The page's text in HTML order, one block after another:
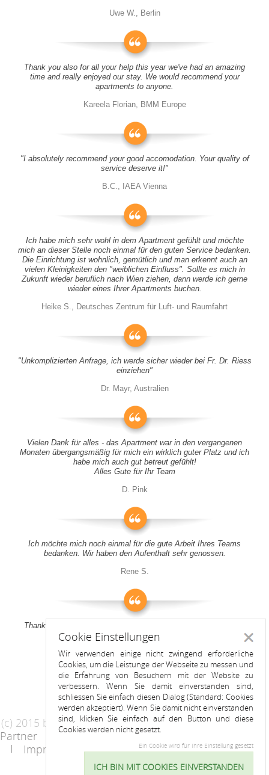
Uwe W., Berlin
Thank you also for all your help this year we've had an amazing
time and really enjoyed our stay. We would recommend your
apartments to anyone.
Kareela Florian, BMM Europe
"I absolutely recommend your good accomodation. Your quality of
service deserve it!"
B.C., IAEA Vienna
Ich habe mich sehr wohl in dem Apartment gefühlt und möchte
mich an dieser Stelle noch einmal für den guten Service bedanken.
Die Einrichtung ist wohnlich, gemütlich und man erkennt auch an
vielen Kleinigkeiten den "weiblichen Einfluss". Sollte es mich in
Zukunft wieder beruflich nach Wien ziehen, dann werde ich gerne
wieder eines Ihrer Apartments buchen.
Heike S., Deutsches Zentrum für Luft- und Raumfahrt
"Unkomplizierten Anfrage, ich werde sicher wieder bei Fr. Dr. Riess
einziehen"
Dr. Mayr, Australien
Vielen Dank für alles - das Apartment war in den vergangenen
Monaten übergangsmäßig für mich ein wirklich guter Platz und ich
habe mich auch gut betreut gefühlt!
Alles Gute für Ihr Team
D. Pink
Ich möchte mich noch einmal für die gute Arbeit Ihres Teams
bedanken. Wir haben den Aufenthalt sehr genossen.
Rene S.
Thank you all for your support! It was a pleasure to stay at your
apartment
Anitah S.
(c) 2015 by Riess Apartments
Partner
AGB
Datenschutzerklärung
Impressum
Kontakt
Cookie
Cookie Einstellungen
Wir verwenden einige nicht zwingend erforderliche
Cookies, um die Leistunge der Webseite zu messen und
die Erfahrung von Besuchern mit der Website zu
verbessern. Wenn Sie damit einverstanden sind,
schliessen Sie einfach diesen Dialog (Standard: Cookies
werden akzeptiert). Wenn Sie damit nicht einverstanden
sind, klicken Sie einfach auf den Button und diese
Cookies werden nicht gesetzt.
Ein Cookie wird für Ihre Einstellung gesetzt
ICH BIN MIT COOKIES EINVERSTANDEN